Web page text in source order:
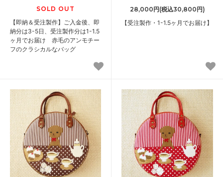
SOLD OUT
【即納＆受注製作】ご入金後、即
納分は3-5日、受注製作分は1-1.5
ヶ月でお届け 赤毛のアンモチー
フのクラシカルなバッグ
28,000円(税込30,800円)
【受注製作・1-1.5ヶ月でお届け】